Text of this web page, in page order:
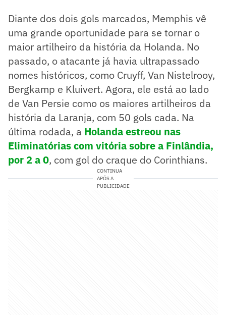
Diante dos dois gols marcados, Memphis vê
uma grande oportunidade para se tornar o
maior artilheiro da história da Holanda. No
passado, o atacante já havia ultrapassado
nomes históricos, como Cruyff, Van Nistelrooy,
Bergkamp e Kluivert. Agora, ele está ao lado
de Van Persie como os maiores artilheiros da
história da Laranja, com 50 gols cada. Na
última rodada, a Holanda estreou nas
Eliminatórias com vitória sobre a Finlândia,
por 2 a 0, com gol do craque do Corinthians.
CONTINUA
APÓS A
PUBLICIDADE